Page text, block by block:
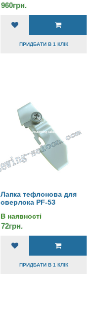
960грн.
ПРИДБАТИ В 1 КЛІК
Лапка тефлонова для
оверлока PF-53
В наявності
72грн.
ПРИДБАТИ В 1 КЛІК